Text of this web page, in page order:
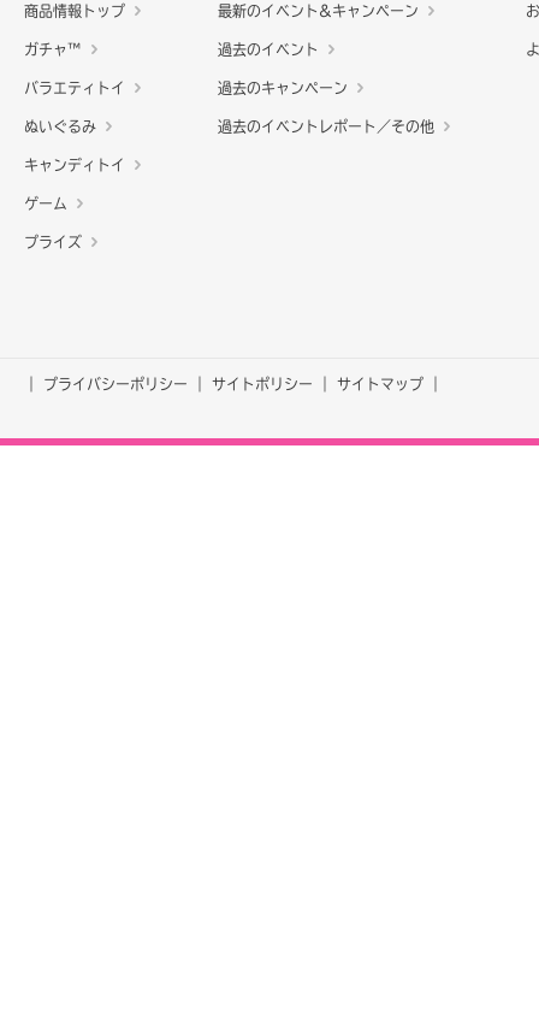
商品情報トップ
ガチャ™
バラエティトイ
ぬいぐるみ
キャンディトイ
ゲーム
プライズ
最新のイベント&キャンペーン
過去のイベント
過去のキャンペーン
過去のイベントレポート／その他
プライバシーポリシー サイトポリシー サイトマップ